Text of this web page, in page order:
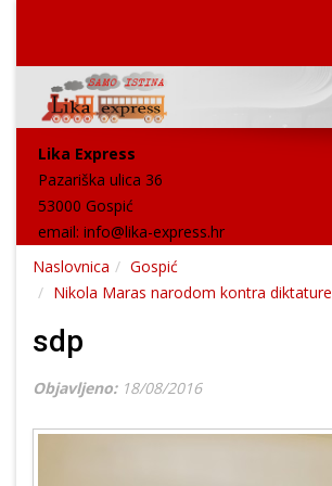
Lika Express
Pazariška ulica 36
53000 Gospić
email: info@lika-express.hr
Naslovnica
Gospić
Nikola Maras narodom kontra diktature
sdp
Objavljeno: 18/08/2016